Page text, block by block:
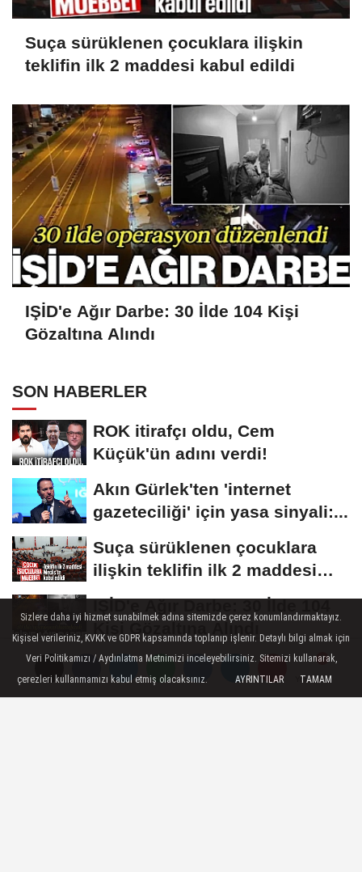
Yorumlar
Suça sürüklenen çocuklara ilişkin
teklifin ilk 2 maddesi kabul edildi
IŞİD'e Ağır Darbe: 30 İlde 104 Kişi
Gözaltına Alındı
SON HABERLER
ROK itirafçı oldu, Cem
Küçük'ün adını verdi!
Akın Gürlek'ten 'internet
gazeteciliği' için yasa sinyali:...
Suça sürüklenen çocuklara
ilişkin teklifin ilk 2 maddesi
kabul edildi
Kişi Gözaltına Alındı
Avcılar Belediyesi
Soruşturmasında Yeni
Yorumlar
Sizlere daha iyi hizmet sunabilmek adına sitemizde çerez konumlandırmaktayız.
Kişisel verileriniz, KVKK ve GDPR kapsamında toplanıp işlenir. Detaylı bilgi almak için
Veri Politikamızı / Aydınlatma Metnimizi inceleyebilirsiniz. Sitemizi kullanarak,
çerezleri kullanmamızı kabul etmiş olacaksınız.
AYRINTILAR TAMAM